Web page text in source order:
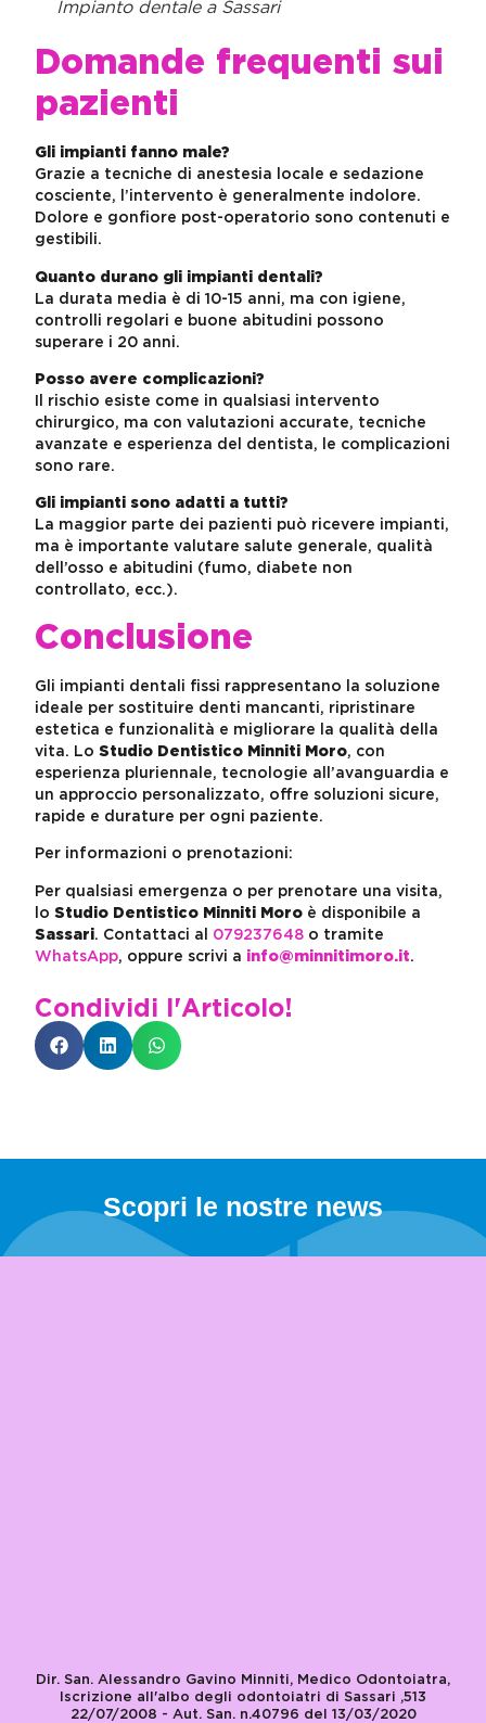
Impianto dentale a Sassari
Domande frequenti sui
pazienti
Gli impianti fanno male?
Grazie a tecniche di anestesia locale e sedazione
cosciente, l’intervento è generalmente indolore.
Dolore e gonfiore post-operatorio sono contenuti e
gestibili.
Quanto durano gli impianti dentali?
La durata media è di 10-15 anni, ma con igiene,
controlli regolari e buone abitudini possono
superare i 20 anni.
Posso avere complicazioni?
Il rischio esiste come in qualsiasi intervento
chirurgico, ma con valutazioni accurate, tecniche
avanzate e esperienza del dentista, le complicazioni
sono rare.
Gli impianti sono adatti a tutti?
La maggior parte dei pazienti può ricevere impianti,
ma è importante valutare salute generale, qualità
dell’osso e abitudini (fumo, diabete non
controllato, ecc.).
Conclusione
Gli impianti dentali fissi rappresentano la soluzione
ideale per sostituire denti mancanti, ripristinare
estetica e funzionalità e migliorare la qualità della
vita. Lo Studio Dentistico Minniti Moro, con
esperienza pluriennale, tecnologie all’avanguardia e
un approccio personalizzato, offre soluzioni sicure,
rapide e durature per ogni paziente.
Per informazioni o prenotazioni:
Per qualsiasi emergenza o per prenotare una visita,
lo Studio Dentistico Minniti Moro è disponibile a
Sassari. Contattaci al 079237648 o tramite
WhatsApp, oppure scrivi a info@minnitimoro.it.
Condividi l'Articolo!
Scopri le nostre news
Dir. San. Alessandro Gavino Minniti, Medico Odontoiatra,
Iscrizione all'albo degli odontoiatri di Sassari ,513
22/07/2008 - Aut. San. n.40796 del 13/03/2020